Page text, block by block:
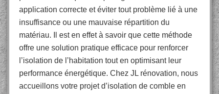
application correcte et éviter tout problème lié à une
insuffisance ou une mauvaise répartition du
matériau. Il est en effet à savoir que cette méthode
offre une solution pratique efficace pour renforcer
l’isolation de l’habitation tout en optimisant leur
performance énergétique. Chez JL rénovation, nous
accueillons votre projet d’isolation de comble en